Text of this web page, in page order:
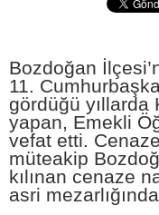
Bozdoğan
11.
gördüğü yıllarda
yapan, Emekli
vefat etti.
müteakip
kılınan cenaze
asri